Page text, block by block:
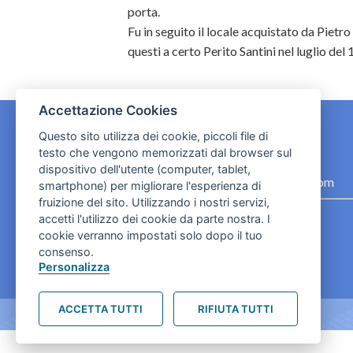
porta.
Fu in seguito il locale acquistato da
questi a certo Perito Santini nel luglio del
CONTATTI
contact.originebologna@gmail.com
Cookies e informativa privacy
Accettazione Cookies
Questo sito utilizza dei cookie, piccoli file di
testo che vengono memorizzati dal browser sul
dispositivo dell'utente (computer, tablet,
smartphone) per migliorare l'esperienza di
fruizione del sito. Utilizzando i nostri servizi,
accetti l'utilizzo dei cookie da parte nostra. I
cookie verranno impostati solo dopo il tuo
consenso.
Personalizza
ACCETTA TUTTI RIFIUTA TUTTI